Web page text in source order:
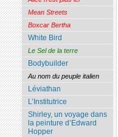
Mean Streets
Boxcar Bertha
White Bird
Le Sel de la terre
Bodybuilder
Au nom du peuple italien
Léviathan
L’Institutrice
Shirley, un voyage dans
la peinture d’Edward
Hopper